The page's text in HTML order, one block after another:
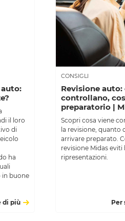
il loro
di
ha
in buone
di più
CONSIGLI
Revisione auto:
controllano,
preparatorio |
Scopri cosa viene
la revisione, quanto
arrivare preparato.
revisione Midas
ripresentazioni.
Per